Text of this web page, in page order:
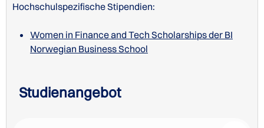
Hochschulspezifische Stipendien:
Women in Finance and Tech Scholarships der BI
Norwegian Business School
Studienangebot